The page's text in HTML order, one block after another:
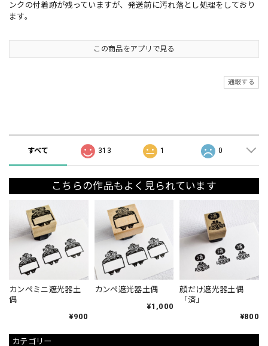
カテゴリー
ンクの付着跡が残っていますが、発送前に汚れ落とし処理をしており
ます。
この商品をアプリで見る
通報する
すべて 313 1 0
こちらの作品もよく見られています
カンペミニ遮光器土
偶
¥900
カンペ遮光器土偶
¥1,000
顔だけ遮光器土偶
「済」
¥800